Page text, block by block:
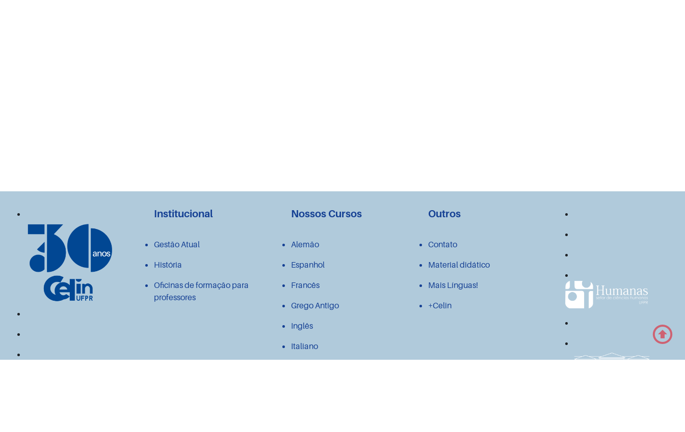
Institucional
Gestão Atual
História
Oficinas de formação para
professores
Nossos Cursos
Alemão
Espanhol
Francês
Grego Antigo
Inglês
Italiano
Outros
Contato
Material didático
Mais Línguas!
+Celin